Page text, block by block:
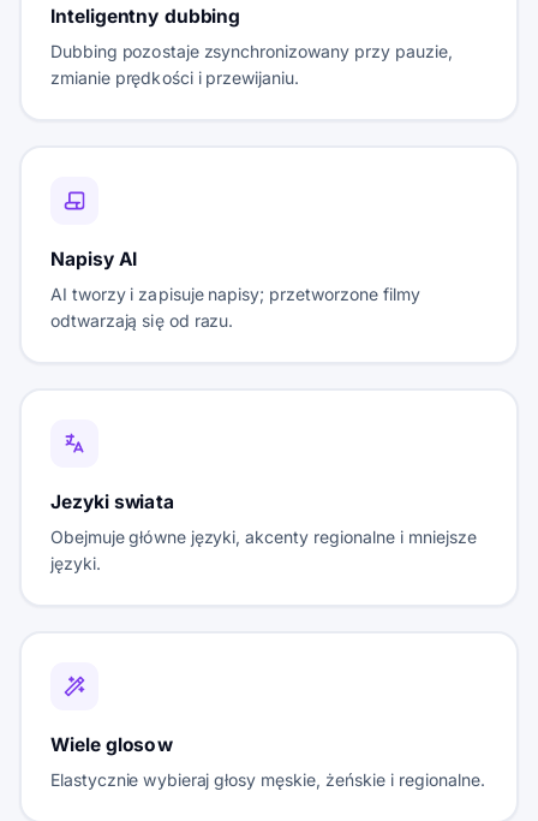
Inteligentny dubbing
Dubbing pozostaje zsynchronizowany przy pauzie,
zmianie prędkości i przewijaniu.
Napisy AI
AI tworzy i zapisuje napisy; przetworzone filmy
odtwarzają się od razu.
Jezyki swiata
Obejmuje główne języki, akcenty regionalne i mniejsze
języki.
Wiele glosow
Elastycznie wybieraj głosy męskie, żeńskie i regionalne.